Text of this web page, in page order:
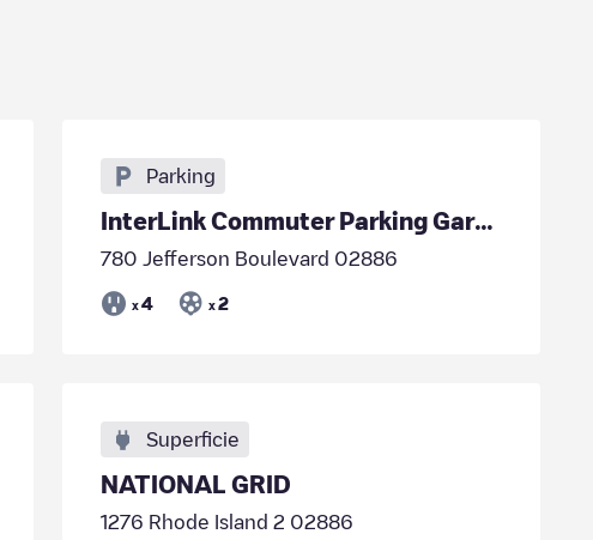
Parking
InterLink Commuter Parking Garage
780 Jefferson Boulevard 02886
x 4 x 2
Superficie
NATIONAL GRID
1276 Rhode Island 2 02886